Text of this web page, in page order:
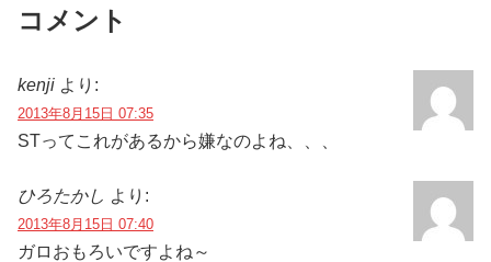
コメント
kenji より:
2013年8月15日 07:35
STってこれがあるから嫌なのよね、、、
ひろたかし より:
2013年8月15日 07:40
ガロおもろいですよね～